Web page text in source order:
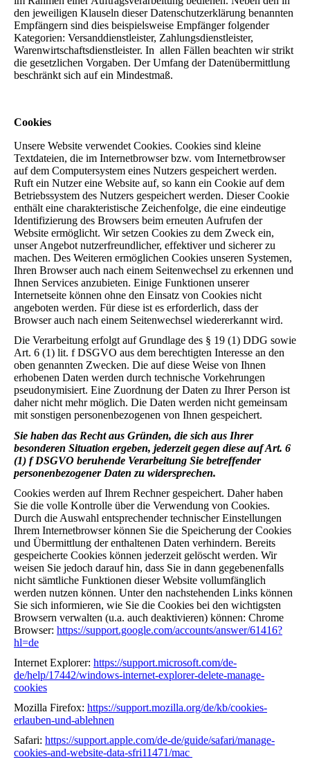
den jeweiligen Klauseln dieser Datenschutzerklärung benannten
Empfängern sind dies beispielsweise Empfänger folgender
Kategorien: Versanddienstleister, Zahlungsdienstleister,
Warenwirtschaftsdienstleister. In allen Fällen beachten wir strikt
die gesetzlichen Vorgaben. Der Umfang der Datenübermittlung
beschränkt sich auf ein Mindestmaß.
Cookies
Unsere Website verwendet Cookies. Cookies sind kleine
Textdateien, die im Internetbrowser bzw. vom Internetbrowser
auf dem Computersystem eines Nutzers gespeichert werden.
Ruft ein Nutzer eine Website auf, so kann ein Cookie auf dem
Betriebssystem des Nutzers gespeichert werden. Dieser Cookie
enthält eine charakteristische Zeichenfolge, die eine eindeutige
Identifizierung des Browsers beim erneuten Aufrufen der
Website ermöglicht. Wir setzen Cookies zu dem Zweck ein,
unser Angebot nutzerfreundlicher, effektiver und sicherer zu
machen. Des Weiteren ermöglichen Cookies unseren Systemen,
Ihren Browser auch nach einem Seitenwechsel zu erkennen und
Ihnen Services anzubieten. Einige Funktionen unserer
Internetseite können ohne den Einsatz von Cookies nicht
angeboten werden. Für diese ist es erforderlich, dass der
Browser auch nach einem Seitenwechsel wiedererkannt wird.
Die Verarbeitung erfolgt auf Grundlage des § 19 (1) DDG sowie
Art. 6 (1) lit. f DSGVO aus dem berechtigten Interesse an den
oben genannten Zwecken. Die auf diese Weise von Ihnen
erhobenen Daten werden durch technische Vorkehrungen
pseudonymisiert. Eine Zuordnung der Daten zu Ihrer Person ist
daher nicht mehr möglich. Die Daten werden nicht gemeinsam
mit sonstigen personenbezogenen von Ihnen gespeichert.
Sie haben das Recht aus Gründen, die sich aus Ihrer
besonderen Situation ergeben, jederzeit gegen diese auf Art. 6
(1) f DSGVO beruhende Verarbeitung Sie betreffender
personenbezogener Daten zu widersprechen.
Cookies werden auf Ihrem Rechner gespeichert. Daher haben
Sie die volle Kontrolle über die Verwendung von Cookies.
Durch die Auswahl entsprechender technischer Einstellungen
Ihrem Internetbrowser können Sie die Speicherung der Cookies
und Übermittlung der enthaltenen Daten verhindern. Bereits
gespeicherte Cookies können jederzeit gelöscht werden. Wir
weisen Sie jedoch darauf hin, dass Sie in dann gegebenenfalls
nicht sämtliche Funktionen dieser Website vollumfänglich
werden nutzen können. Unter den nachstehenden Links können
Sie sich informieren, wie Sie die Cookies bei den wichtigsten
Browsern verwalten (u.a. auch deaktivieren) können: Chrome
Browser: https://support.google.com/accounts/answer/61416?
hl=de
Internet Explorer: https://support.microsoft.com/de-
de/help/17442/windows-internet-explorer-delete-manage-
cookies
Mozilla Firefox: https://support.mozilla.org/de/kb/cookies-
erlauben-und-ablehnen
Safari: https://support.apple.com/de-de/guide/safari/manage-
cookies-and-website-data-sfri11471/mac